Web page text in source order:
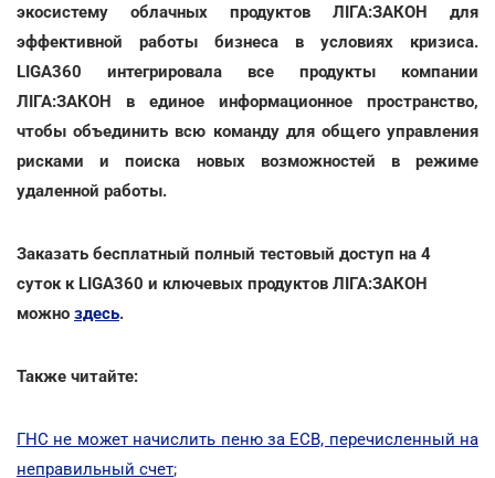
экосистему облачных продуктов ЛІГА:ЗАКОН для
эффективной работы бизнеса в условиях кризиса.
LIGA360 интегрировала все продукты компании
ЛІГА:ЗАКОН в единое информационное пространство,
чтобы объединить всю команду для общего управления
рисками и поиска новых возможностей в режиме
удаленной работы.
Заказать бесплатный полный тестовый доступ на 4
суток к LIGA360 и ключевых продуктов ЛІГА:ЗАКОН
можно здесь.
Также читайте:
ГНС не может начислить пеню за ЕСВ, перечисленный на
неправильный счет;